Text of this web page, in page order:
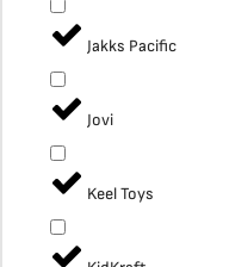
Jakks Pacific
Jovi
Keel Toys